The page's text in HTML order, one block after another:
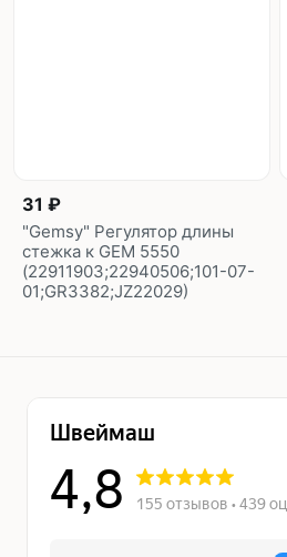
31 ₽
"Gemsy" Регулятор длины
стежка к GEM 5550
(22911903;22940506;101-07-
01;GR3382;JZ22029)